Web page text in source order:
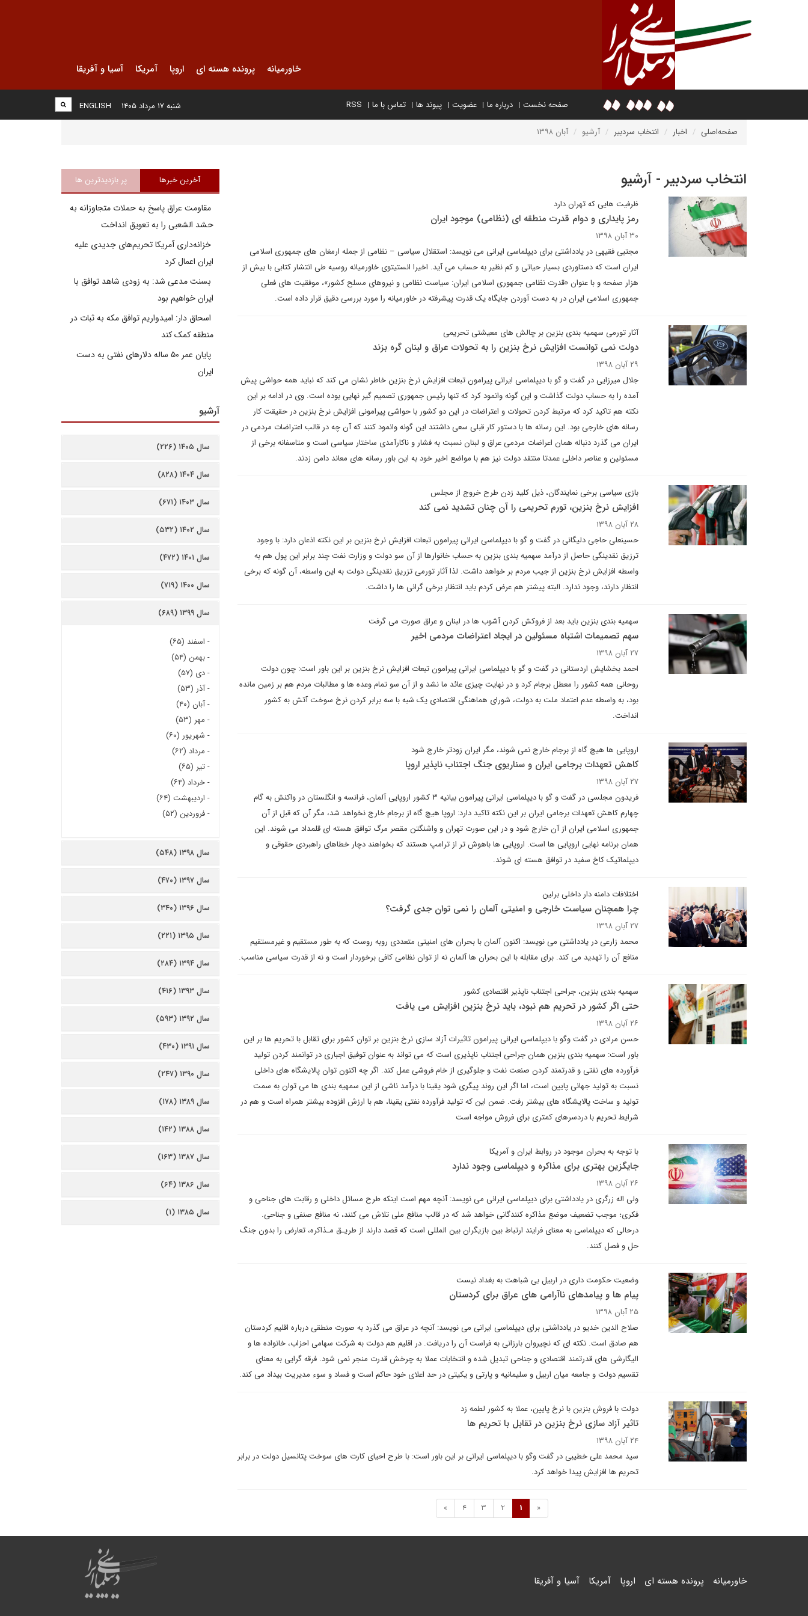
خاورمیانه پرونده هسته ای اروپا آمریکا آسیا و آفریقا
صفحه نخست درباره ما عضویت پیوند ها تماس با ما RSS
ENGLISH شنبه ۱۷ مرداد ۱۴۰۵
صفحه‌اصلی اخبار انتخاب سردبیر آرشیو آبان ۱۳۹۸
انتخاب سردبیر - آرشیو
ظرفیت هایی که تهران دارد
رمز پایداری و دوام قدرت منطقه ای (نظامی) موجود ایران
۳۰ آبان ۱۳۹۸
مجتبی فقیهی در یادداشتی برای دیپلماسی ایرانی می نویسد: استقلال سیاسی – نظامی از جمله ارمغان های جمهوری اسلامی
ایران است که دستاوردی بسیار حیاتی و کم نظیر به حساب می آید. اخیرا انستیتوی خاورمیانه روسیه طی انتشار کتابی با بیش از
هزار صفحه و با عنوان «قدرت نظامی جمهوری اسلامی ایران: سیاست نظامی و نیروهای مسلح کشور»، موفقیت های فعلی
جمهوری اسلامی ایران در به دست آوردن جایگاه یک قدرت پیشرفته در خاورمیانه را مورد بررسی دقیق قرار داده است.
آثار تورمی سهمیه بندی بنزین بر چالش های معیشتی تحریمی
دولت نمی توانست افزایش نرخ بنزین را به تحولات عراق و لبنان گره بزند
۲۹ آبان ۱۳۹۸
جلال میرزایی در گفت و گو با دیپلماسی ایرانی پیرامون تبعات افزایش نرخ بنزین خاطر نشان می کند که نباید همه حواشی پیش
آمده را به حساب دولت گذاشت و این گونه وانمود کرد که تنها رئیس جمهوری تصمیم گیر نهایی بوده است. وی در ادامه بر این
نکته هم تاکید کرد که مرتبط کردن تحولات و اعتراضات در این دو کشور با حواشی پیرامونی افزایش نرخ بنزین در حقیقت کار
رسانه های خارجی بود. این رسانه ها با دستور کار قبلی سعی داشتند این گونه وانمود کنند که آن چه در قالب اعتراضات مردمی در
ایران می گذرد دنباله همان اعراضات مردمی عراق و لبنان نسبت به فشار و ناکارآمدی ساختار سیاسی است و متاسفانه برخی از
مسئولین و عناصر داخلی عمدتا منتقد دولت نیز هم با مواضع اخیر خود به این باور رسانه های معاند دامن زدند.
بازی سیاسی برخی نمایندگان، ذیل کلید زدن طرح خروج از مجلس
افزایش نرخ بنزین، تورم تحریمی را آن چنان تشدید نمی کند
۲۸ آبان ۱۳۹۸
حسینعلی حاجی دلیگانی در گفت و گو با دیپلماسی ایرانی پیرامون تبعات افزایش نرخ بنزین بر این نکته اذعان دارد: با وجود
ترزیق نقدینگی حاصل از درآمد سهمیه بندی بنزین به حساب خانوارها از آن سو دولت و وزارت نفت چند برابر این پول هم به
واسطه افزایش نرخ بنزین از جیب مردم بر خواهد داشت. لذا آثار تورمی تزریق نقدینگی دولت به این واسطه، آن گونه که برخی
انتظار دارند، وجود ندارد. البته پیشتر هم عرض کردم باید انتظار برخی گرانی ها را داشت.
سهمیه بندی بنزین باید بعد از فروکش کردن آشوب ها در لبنان و عراق صورت می گرفت
سهم تصمیمات اشتباه مسئولین در ایجاد اعتراضات مردمی اخیر
۲۷ آبان ۱۳۹۸
احمد بخشایش اردستانی در گفت و گو با دیپلماسی ایرانی پیرامون تبعات افزایش نرخ بنزین بر این باور است: چون دولت
روحانی همه کشور را معطل برجام کرد و در نهایت چیزی عائد ما نشد و از آن سو تمام وعده ها و مطالبات مردم هم بر زمین مانده
بود، به واسطه عدم اعتماد ملت به دولت، شورای هماهنگی اقتصادی یک شبه با سه برابر کردن نرخ سوخت آتش به کشور
انداخت.
اروپایی ها هیچ گاه از برجام خارج نمی شوند، مگر ایران زودتر خارج شود
کاهش تعهدات برجامی ایران و سناریوی جنگ اجتناب ناپذیر اروپا
۲۷ آبان ۱۳۹۸
فریدون مجلسی در گفت و گو با دیپلماسی ایرانی پیرامون بیانیه ۳ کشور اروپایی آلمان، فرانسه و انگلستان در واکنش به گام
چهارم کاهش تعهدات برجامی ایران بر این نکته تاکید دارد: اروپا هیچ گاه از برجام خارج نخواهد شد، مگر آن که قبل از آن
جمهوری اسلامی ایران از آن خارج شود و در این صورت تهران و واشنگتن مقصر مرگ توافق هسته ای قلمداد می شوند. این
همان برنامه نهایی اروپایی ها است. اروپایی ها باهوش تر از ترامپ هستند که بخواهند دچار خطاهای راهبردی حقوقی و
دیپلماتیک کاخ سفید در توافق هسته ای شوند.
اختلافات دامنه دار داخلی برلین
چرا همچنان سیاست خارجی و امنیتی آلمان را نمی توان جدی گرفت؟
۲۷ آبان ۱۳۹۸
محمد زارعی در یادداشتی می نویسد: اکنون آلمان با بحران های امنیتی متعددی روبه روست که به طور مستقیم و غیرمستقیم
منافع آن را تهدید می کند. برای مقابله با این بحران ها آلمان نه از توان نظامی کافی برخوردار است و نه از قدرت سیاسی مناسب.
سهمیه بندی بنزین، جراحی اجتناب ناپذیر اقتصادی کشور
حتی اگر کشور در تحریم هم نبود، باید نرخ بنزین افزایش می یافت
۲۶ آبان ۱۳۹۸
حسن مرادی در گفت وگو با دیپلماسی ایرانی پیرامون تاثیرات آزاد سازی نرخ بنزین بر توان کشور برای تقابل با تحریم ها بر این
باور است: سهمیه بندی بنزین همان جراحی اجتناب ناپذیری است که می تواند به عنوان توفیق اجباری در توانمند کردن تولید
فرآورده های نفتی و قدرتمند کردن صنعت نفت و جلوگیری از خام فروشی عمل کند. اگر چه اکنون توان پالایشگاه های داخلی
نسبت به تولید جهانی پایین است، اما اگر این روند پیگری شود یقینا با درآمد ناشی از این سمهیه بندی ها می توان به سمت
تولید و ساخت پالایشگاه های بیشتر رفت. ضمن این که تولید فرآورده نفتی یقینا، هم با ارزش افزوده بیشتر همراه است و هم در
شرایط تحریم با دردسرهای کمتری برای فروش مواجه است
با توجه به بحران موجود در روابط ایران و آمریکا
جایگزین بهتری برای مذاکره و دیپلماسی وجود ندارد
۲۶ آبان ۱۳۹۸
ولی اله زرگری در یادداشتی برای دیپلماسی ایرانی می نویسد: آنچه مهم است اینکه طرح مسائل داخلی و رقابت های جناحی و
فکری؛ موجب تضعیف موضع مذاکره کنندگانی خواهد شد که در قالب منافع ملی تلاش می کنند، نه منافع صنفی و جناحی.
درحالی که دیپلماسی به معنای فرایند ارتباط بین بازیگران بین المللی است که قصد دارند از طریـق مـذاکره، تعارض را بدون جنگ
حل و فصل کنند.
وضعیت حکومت داری در اربیل بی شباهت به بغداد نیست
پیام ها و پیامدهای ناآرامی های عراق برای کردستان
۲۵ آبان ۱۳۹۸
صلاح الدین خدیو در یادداشتی برای دیپلماسی ایرانی می نویسد: آنچه در عراق می گذرد به صورت منطقی درباره اقلیم کردستان
هم صادق است. نکته ای که نچیروان بارزانی به فراست آن را دریافت. در اقلیم هم دولت به شرکت سهامی احزاب، خانواده ها و
الیگارشی های قدرتمند اقتصادی و جناحی تبدیل شده و انتخابات عملا به چرخش قدرت منجر نمی شود. فرقه گرایی به معنای
تقسیم دولت و جامعه میان اربیل و سلیمانیه و پارتی و یکیتی در حد اعلای خود حاکم است و فساد و سوء مدیریت بیداد می کند.
دولت با فروش بنزین با نرخ پایین، عملا به کشور لطمه زد
تاثیر آزاد سازی نرخ بنزین در تقابل با تحریم ها
۲۴ آبان ۱۳۹۸
سید محمد علی خطیبی در گفت وگو با دیپلماسی ایرانی بر این باور است: با طرح احیای کارت های سوخت پتانسیل دولت در برابر
تحریم ها افزایش پیدا خواهد کرد.
«
1
2
3
4
»
آخرین خبرها پر بازدیدترین ها
مقاومت عراق پاسخ به حملات متجاوزانه به
حشد الشعبی را به تعویق انداخت
خزانه‌داری آمریکا تحریم‌های جدیدی علیه
ایران اعمال کرد
بسنت مدعی شد: به زودی شاهد توافق با
ایران خواهیم بود
اسحاق دار: امیدواریم توافق مکه به ثبات در
منطقه کمک کند
پایان عمر ۵۰ ساله دلارهای نفتی به دست
ایران
آرشیو
سال ۱۴۰۵ (۲۲۶)
سال ۱۴۰۴ (۸۲۸)
سال ۱۴۰۳ (۶۷۱)
سال ۱۴۰۲ (۵۳۲)
سال ۱۴۰۱ (۴۷۲)
سال ۱۴۰۰ (۷۱۹)
سال ۱۳۹۹ (۶۸۹)
- اسفند (۶۵)
-بهمن (۵۴)
-دی (۵۷)
-آذر (۵۳)
-آبان (۴۰)
- مهر (۵۳)
- شهریور (۶۰)
- مرداد (۶۲)
-تیر (۶۵)
-خرداد (۶۴)
- اردیبهشت (۶۴)
-فروردین (۵۲)
سال ۱۳۹۸ (۵۴۸)
سال ۱۳۹۷ (۴۷۰)
سال ۱۳۹۶ (۳۴۰)
سال ۱۳۹۵ (۲۲۱)
سال ۱۳۹۴ (۲۸۴)
سال ۱۳۹۳ (۴۱۶)
سال ۱۳۹۲ (۵۹۳)
سال ۱۳۹۱ (۴۳۰)
سال ۱۳۹۰ (۲۴۷)
سال ۱۳۸۹ (۱۷۸)
سال ۱۳۸۸ (۱۴۲)
سال ۱۳۸۷ (۱۶۳)
سال ۱۳۸۶ (۶۴)
سال ۱۳۸۵ (۱)
خاورمیانه پرونده هسته ای اروپا آمریکا آسیا و آفریقا